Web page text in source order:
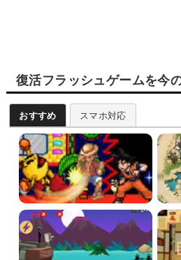
復活フラッシュゲームを今
おすすめ スマホ対応